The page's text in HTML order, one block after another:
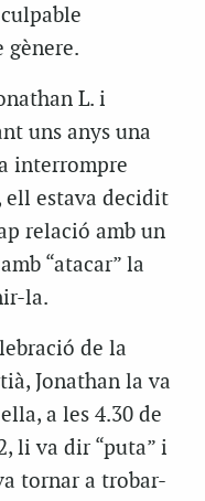
gènere.
L. i
uns anys una
interrompre
ell estava decidit
relació amb un
“atacar” la
la.
de la
Jonathan la va
a les 4.30 de
li va dir “puta” i
tornar a trobar-